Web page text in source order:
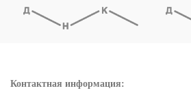
Контактная информация: